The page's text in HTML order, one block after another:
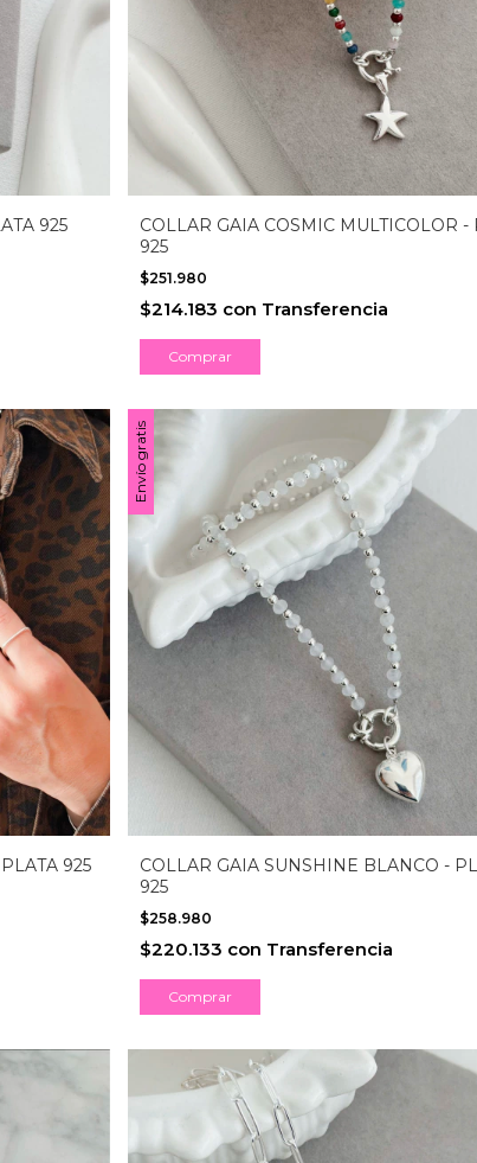
925
COLLAR GAIA COSMIC MULTICOLOR -
925
$251.980
$214.183 con Transferencia
925
Envío gratis
COLLAR GAIA SUNSHINE BLANCO -
925
$258.980
$220.133 con Transferencia